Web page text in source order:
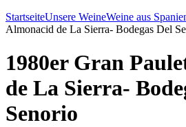
StartseiteUnsere WeineWeine aus
Almonacid de La Sierra- Bodegas Del
1980er Gran
de La Sierra-
Senorio